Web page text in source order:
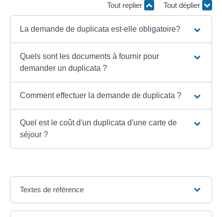
Tout replier Tout déplier
La demande de duplicata est-elle obligatoire?
Quels sont les documents à fournir pour
demander un duplicata ?
Comment effectuer la demande de duplicata ?
Quel est le coût d'un duplicata d'une carte de
séjour ?
Textes de référence